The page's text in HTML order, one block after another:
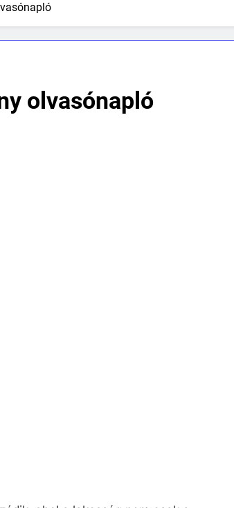
olvasónapló